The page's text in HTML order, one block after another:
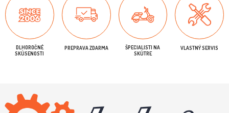
DLHOROČNÉ
SKÚSENOSTI
PREPRAVA ZDARMA
ŠPECIALISTI NA
SKÚTRE
VLASTNÝ SERVIS